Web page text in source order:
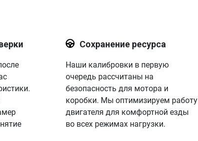
Сохранение ресурса
Наши калибровки в первую
очередь рассчитаны на
безопасность для мотора и
коробки. Мы оптимизируем работу
двигателя для комфортной езды
во всех режимах нагрузки.